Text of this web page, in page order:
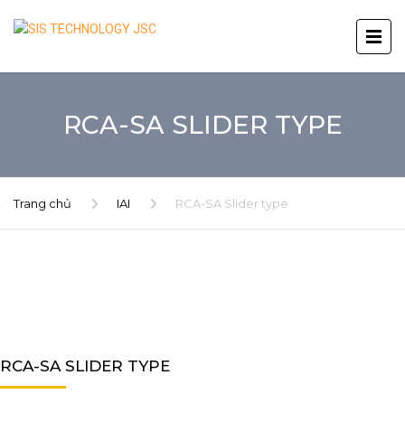
RCA-SA SLIDER TYPE
Trang chủ IAI RCA-SA Slider type
RCA-SA SLIDER TYPE